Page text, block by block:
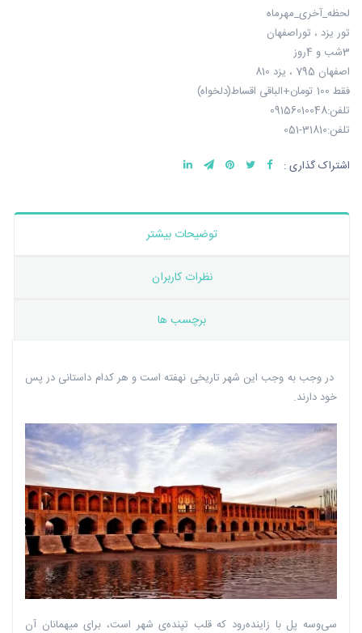
لحظه_آخری_مهرماه
تور یزد ، توراصفهان
3شب و 4روز
اصفهان 795 ، یزد 810
فقط 100 تومان+الباقی اقساط(دلخواه)
تلفن:09156010048
تلفن:31810-051
اشتراک گذاری :
توضیحات بیشتر
نظرات کاربران
برچسب ها
در وجب به وجب این شهر تاریخی نهفته است و هر کدام داستانی در پس
خود دارند.
سی‌وسه پل با زاینده‌رود که قلب تپنده‌ی شهر است، برای میهمانان آن